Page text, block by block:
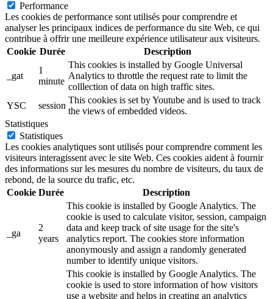
Performance
Les cookies de performance sont utilisés pour comprendre et
analyser les principaux indices de performance du site Web, ce qui
contribue à offrir une meilleure expérience utilisateur aux visiteurs.
Cookie Durée Description
_gat
1
minute
This cookies is installed by Google Universal
Analytics to throttle the request rate to limit the
colllection of data on high traffic sites.
YSC
session
This cookies is set by Youtube and is used to track
the views of embedded videos.
Statistiques
Statistiques
Les cookies analytiques sont utilisés pour comprendre comment les
visiteurs interagissent avec le site Web. Ces cookies aident à fournir
des informations sur les mesures du nombre de visiteurs, du taux de
rebond, de la source du trafic, etc.
Cookie Durée Description
_ga
2
years
This cookie is installed by Google Analytics. The
cookie is used to calculate visitor, session, campaign
data and keep track of site usage for the site's
analytics report. The cookies store information
anonymously and assign a randomly generated
number to identify unique visitors.
This cookie is installed by Google Analytics. The
cookie is used to store information of how visitors
use a website and helps in creating an analytics